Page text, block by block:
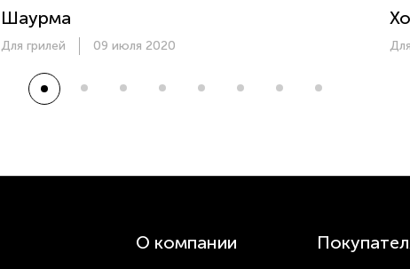
Шаурма
Для грилей 09 июля 2020
О компании